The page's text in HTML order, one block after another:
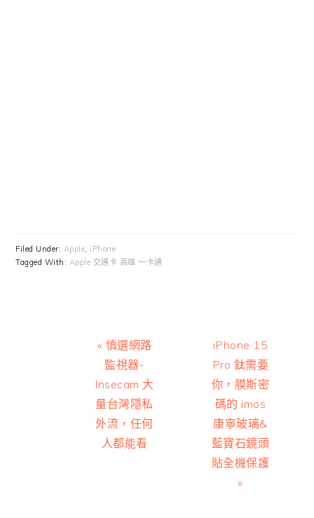
Filed Under: Apple, iPhone
Tagged With: Apple 交通卡 高雄 一卡通
Previous
Post:
« 慎選網路
監視器-
Insecam 大
量台灣隱私
外流，任何
人都能看
Next
Post:
iPhone 15
Pro 鈦需要
你，膜斯密
碼的 imos
康寧玻璃&
藍寶石鏡頭
貼全機保護
»